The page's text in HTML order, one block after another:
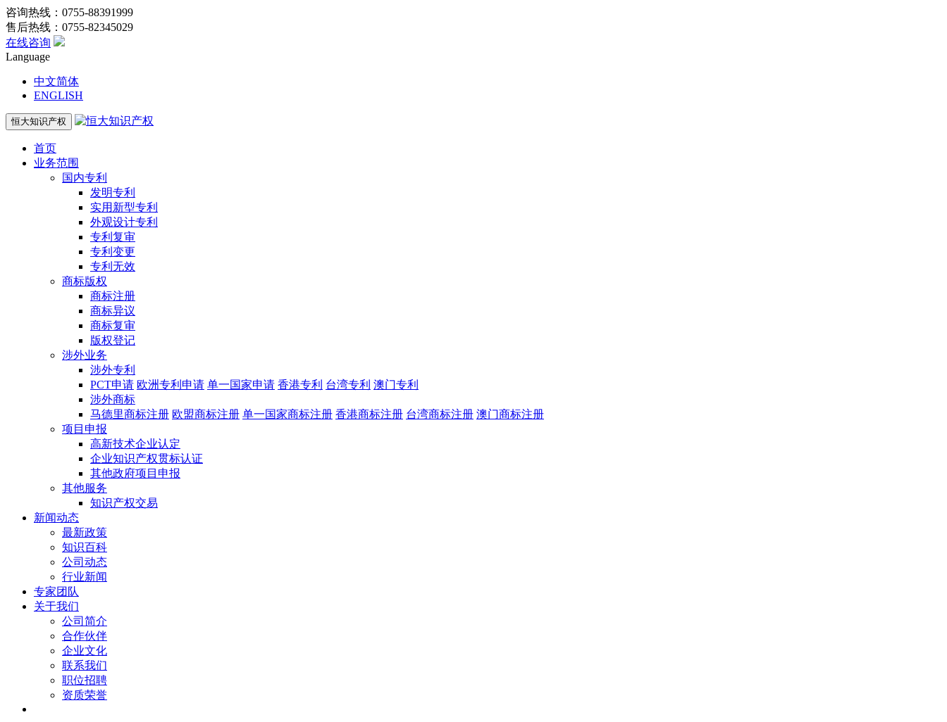
咨询热线：0755-88391999
售后热线：0755-82345029
在线咨询
Language
中文简体
ENGLISH
恒大知识产权
首页
业务范围
国内专利
发明专利
实用新型专利
外观设计专利
专利复审
专利变更
专利无效
商标版权
商标注册
商标异议
商标复审
版权登记
涉外业务
涉外专利
PCT申请 欧洲专利申请 单一国家申请 香港专利 台湾专利 澳门专利
涉外商标
马德里商标注册 欧盟商标注册 单一国家商标注册 香港商标注册 台湾商标注册 澳门商标注册
项目申报
高新技术企业认定
企业知识产权贯标认证
其他政府项目申报
其他服务
知识产权交易
新闻动态
最新政策
知识百科
公司动态
行业新闻
专家团队
关于我们
公司简介
合作伙伴
企业文化
联系我们
职位招聘
资质荣誉